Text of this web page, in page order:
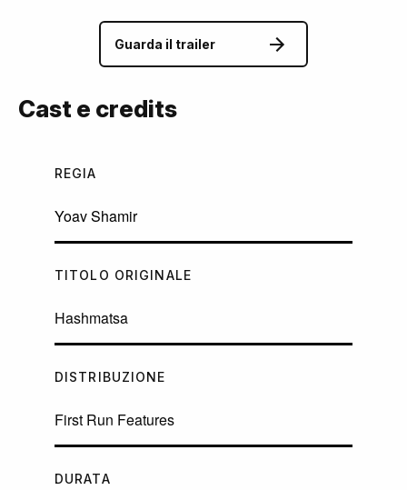
Guarda il trailer
Cast e credits
REGIA
Yoav Shamir
TITOLO ORIGINALE
Hashmatsa
DISTRIBUZIONE
First Run Features
DURATA